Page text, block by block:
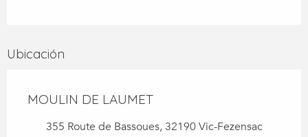
Ubicación
MOULIN DE LAUMET
355 Route de Bassoues, 32190 Vic-Fezensac